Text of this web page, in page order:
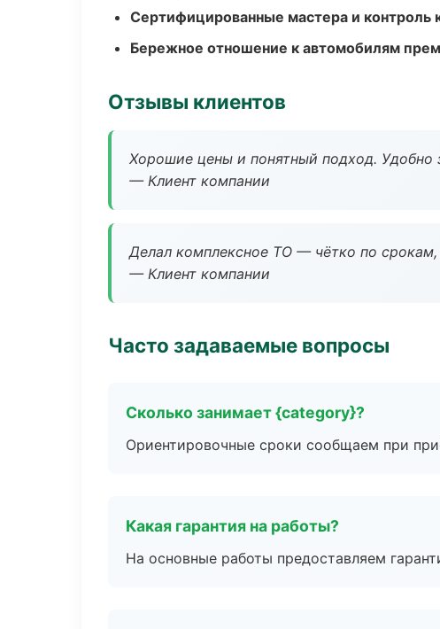
Сертифицированные мастера и контроль
Бережное отношение к автомобилям
Отзывы клиентов
Хорошие цены и понятный подход. Удобно
— Клиент компании
Делал комплексное ТО — чётко по
— Клиент компании
Часто задаваемые вопросы
Сколько занимает {category}?
Ориентировочные сроки сообщаем при
Какая гарантия на работы?
На основные работы предоставляем